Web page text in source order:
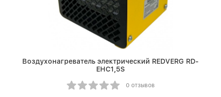
Воздухонагреватель электрический REDVERG RD-
EHC1,5S
0 отзывов